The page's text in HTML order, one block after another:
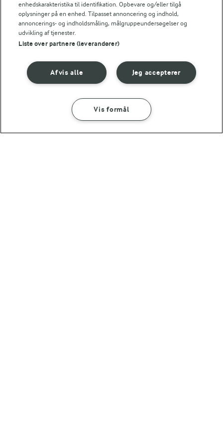
30 MIN
Ristede kikærter
30 MIN
Bruschetta med
bønnecreme og grillet
grønt
enhedskarakteristika til identifikation. Opbevare og/eller tilgå
oplysninger på en enhed. Tilpasset annoncering og indhold,
annoncerings- og indholdsmåling, målgruppeundersøgelser og
udvikling af tjenester.
Liste over partnere (leverandører)
Jeg accepterer
Afvis alle
Vis formål